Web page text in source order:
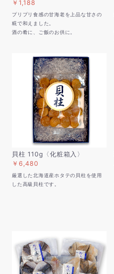
￥1,188
プリプリ食感の甘海老を上品な甘さの
糀で和えました。
酒の肴に、ご飯のお供に。
貝柱 110g〈化粧箱入〉
￥6,480
厳選した北海道産ホタテの貝柱を使用
した高級貝柱です。